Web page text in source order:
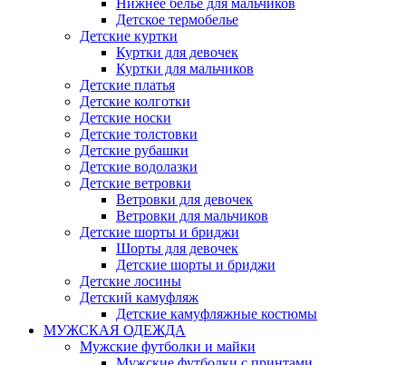
Нижнее белье для мальчиков
Детское термобелье
Детские куртки
Куртки для девочек
Куртки для мальчиков
Детские платья
Детские колготки
Детские носки
Детские толстовки
Детские рубашки
Детские водолазки
Детские ветровки
Ветровки для девочек
Ветровки для мальчиков
Детские шорты и бриджи
Шорты для девочек
Детские шорты и бриджи
Детские лосины
Детский камуфляж
Детские камуфляжные костюмы
МУЖСКАЯ ОДЕЖДА
Мужские футболки и майки